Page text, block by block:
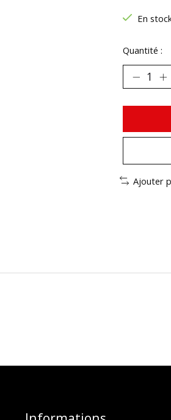
En
Quantité :
Ajouter